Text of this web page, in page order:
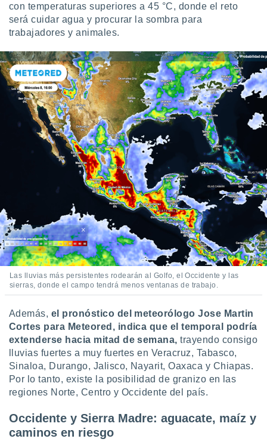
únicos
similares
como
este sitio
IP
de
posible
traten tus
datos
momento
en
en
en
de
un
datos
con temperaturas superiores a 45 °C, donde el reto
será cuidar agua y procurar la sombra para
trabajadores y animales.
Las lluvias más persistentes rodearán al Golfo, el Occidente y las
sierras, donde el campo tendrá menos ventanas de trabajo.
Además, el pronóstico del meteorólogo Jose Martin
Cortes para Meteored, indica que el temporal podría
extenderse hacia mitad de semana, trayendo consigo
lluvias fuertes a muy fuertes en Veracruz, Tabasco,
Sinaloa, Durango, Jalisco, Nayarit, Oaxaca y Chiapas.
Por lo tanto, existe la posibilidad de granizo en las
regiones Norte, Centro y Occidente del país.
Occidente y Sierra Madre: aguacate, maíz y
caminos en riesgo